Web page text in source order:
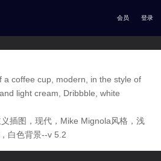
会员 登录
a coffee cup, modern, in the style of
light cream, Dribbble, white
插图，现代，Mike Mignola风格，浅
白色背景--v 5.2